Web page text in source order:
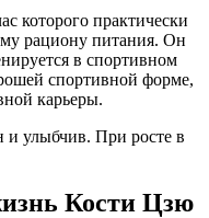
которого практически
рациону питания. Он
в спортивном
спортивной форме,
карьеры.
и улыбчив. При росте в
Кости Цзю